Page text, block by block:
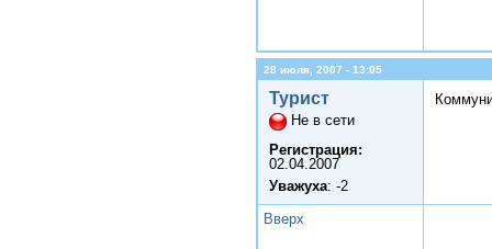
28 июля, 2007 - 13:05
Турист
Не в сети
Регистрация:
02.04.2007
Уважуха: -2
Вверх